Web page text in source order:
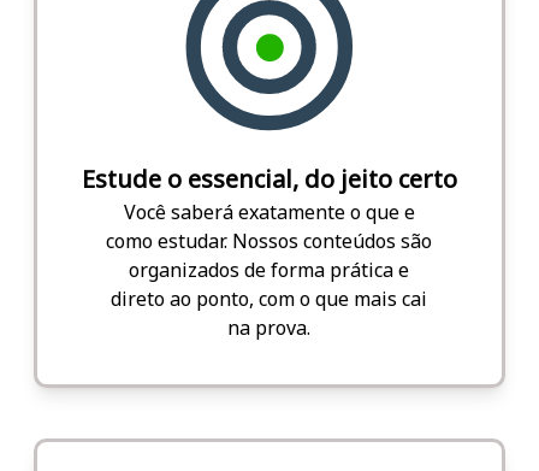
Estude o essencial, do jeito certo
Você saberá exatamente o que e
como estudar. Nossos conteúdos são
organizados de forma prática e
direto ao ponto, com o que mais cai
na prova.